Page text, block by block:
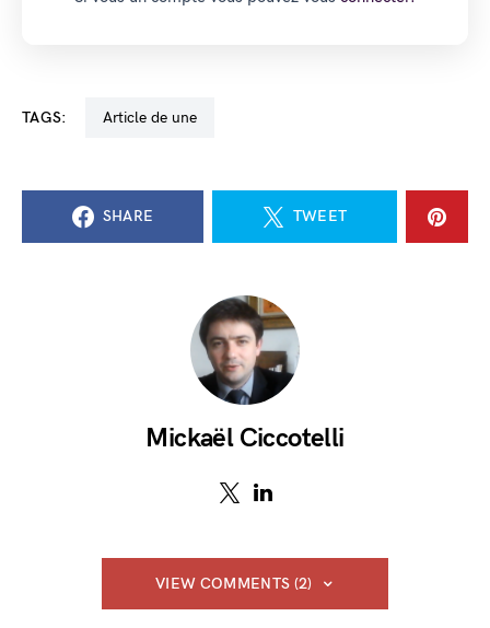
TAGS: Article de une
SHARE TWEET
Mickaël Ciccotelli
VIEW COMMENTS (2)